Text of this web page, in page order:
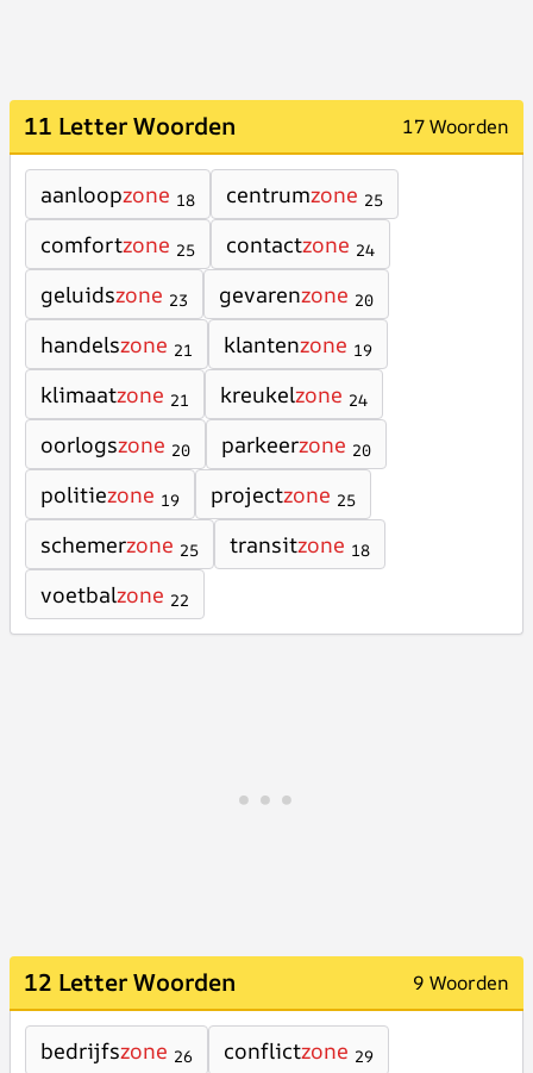
11 Letter Woorden 17 Woorden
aanloopzone 18 centrumzone 25
comfortzone 25 contactzone 24
geluidszone 23 gevarenzone 20
handelszone 21 klantenzone 19
klimaatzone 21 kreukelzone 24
oorlogszone 20 parkeerzone 20
politiezone 19 projectzone 25
schemerzone 25 transitzone 18
voetbalzone 22
12 Letter Woorden 9 Woorden
bedrijfszone 26 conflictzone 29